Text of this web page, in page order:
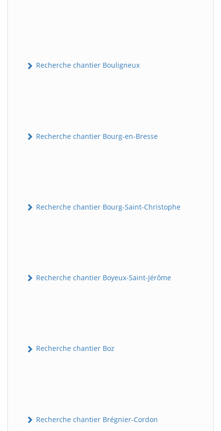
Recherche chantier Bouligneux
Recherche chantier Bourg-en-Bresse
Recherche chantier Bourg-Saint-Christophe
Recherche chantier Boyeux-Saint-Jérôme
Recherche chantier Boz
Recherche chantier Brégnier-Cordon